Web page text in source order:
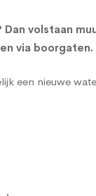
volstaan
via boorgaten.
een nieuwe